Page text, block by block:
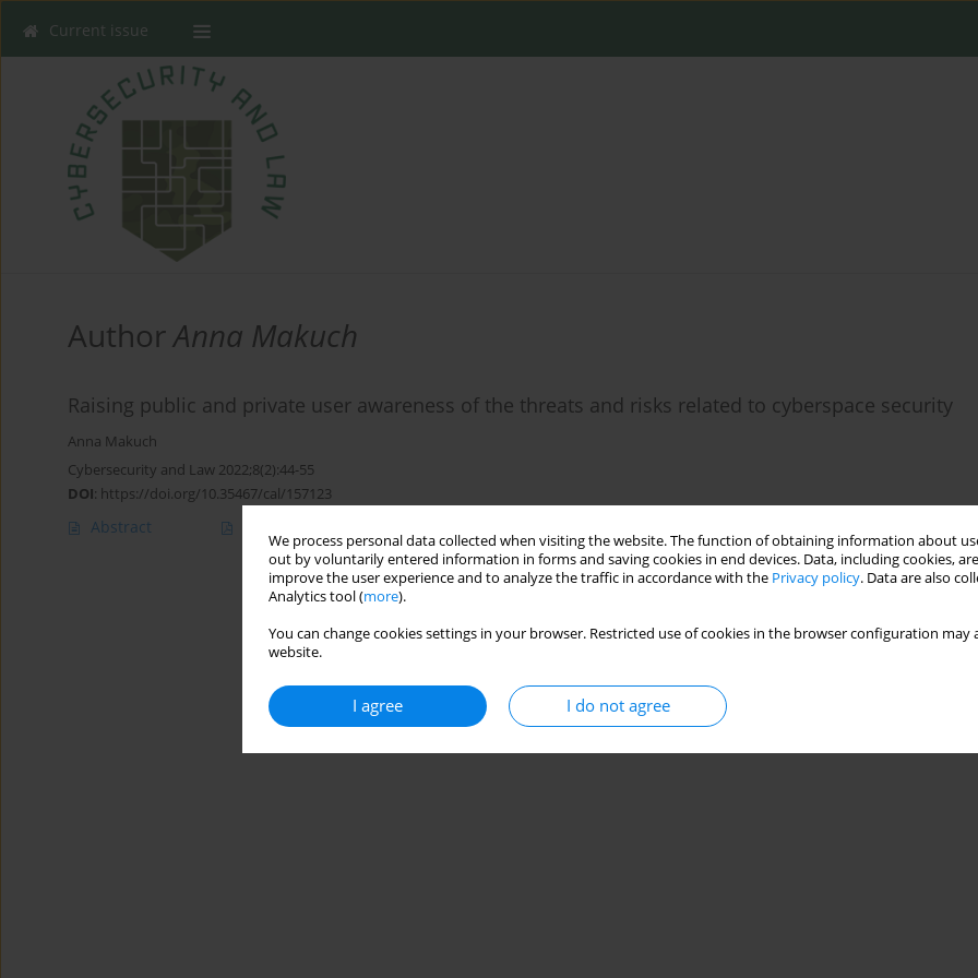
We process personal data collected when visiting the website. The function of obtaining information about
out by voluntarily entered information in forms and saving cookies in end devices. Data, including cookies,
improve the user experience and to analyze the traffic in accordance with the Privacy policy. Data are also
Analytics tool (more).
You can change cookies settings in your browser. Restricted use of cookies in the browser configuration
website.
I agree I do not agree
Current issue
AuthorAnna Makuch
Raising public and private user awareness of the threats and risks related to cyberspace security
Anna Makuch
Cybersecurity and Law 2022;8(2):44-55
DOI: https://doi.org/10.35467/cal/157123
Abstract